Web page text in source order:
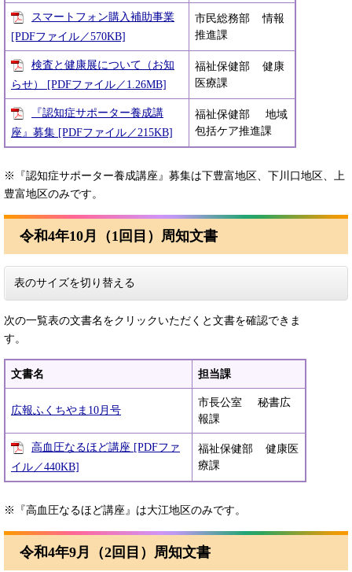
スマートフォン購入補助事業
[PDFファイル／570KB]
市民総務部 情報
推進課
検査と健康展について（お知
らせ） [PDFファイル／1.26MB]
福祉保健部 健康
医療課
『認知症サポーター養成講
座』募集 [PDFファイル／215KB]
福祉保健部 地域
包括ケア推進課
※『認知症サポーター養成講座』募集は下豊富地区、下川口地区、上
豊富地区のみです。
令和4年10月（1回目）周知文書
表のサイズを切り替える
次の一覧表の文書名をクリックいただくと文書を確認できま
す。
文書名 担当課
広報ふくちやま10月号
市長公室 秘書広
報課
高血圧なるほど講座 [PDFファ
イル／440KB]
福祉保健部 健康医
療課
※『高血圧なるほど講座』は大江地区のみです。
令和4年9月（2回目）周知文書